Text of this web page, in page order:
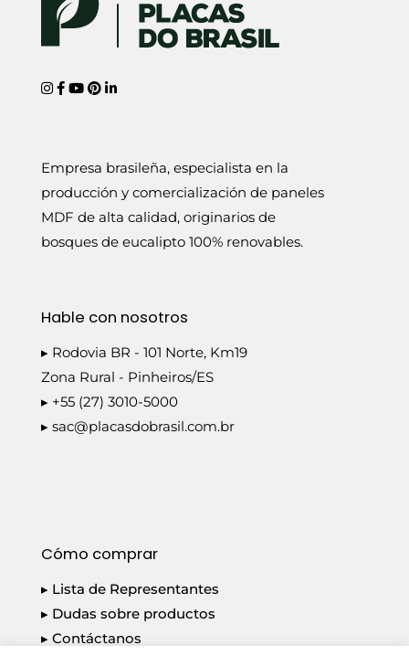
Empresa brasileña, especialista en la
producción y comercialización de paneles
MDF de alta calidad, originarios de
bosques de eucalipto 100% renovables.
Hable con nosotros
▸ Rodovia BR - 101 Norte, Km19
Zona Rural - Pinheiros/ES
▸ +55 (27) 3010-5000
▸ sac@placasdobrasil.com.br
Cómo comprar
▸ Lista de Representantes
▸ Dudas sobre productos
▸ Contáctanos